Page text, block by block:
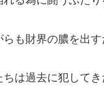
も財界の膿を出す
は過去に犯して